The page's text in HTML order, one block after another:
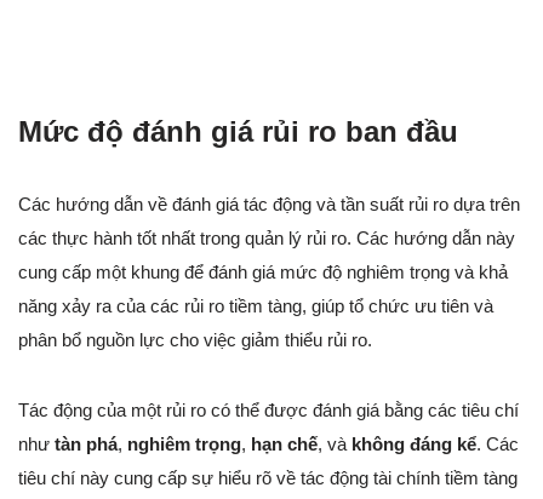
Mức độ đánh giá rủi ro ban đầu
Các hướng dẫn về đánh giá tác động và tần suất rủi ro dựa trên
các thực hành tốt nhất trong quản lý rủi ro. Các hướng dẫn này
cung cấp một khung để đánh giá mức độ nghiêm trọng và khả
năng xảy ra của các rủi ro tiềm tàng, giúp tổ chức ưu tiên và
phân bổ nguồn lực cho việc giảm thiểu rủi ro.
Tác động của một rủi ro có thể được đánh giá bằng các tiêu chí
như tàn phá, nghiêm trọng, hạn chế, và không đáng kể. Các
tiêu chí này cung cấp sự hiểu rõ về tác động tài chính tiềm tàng